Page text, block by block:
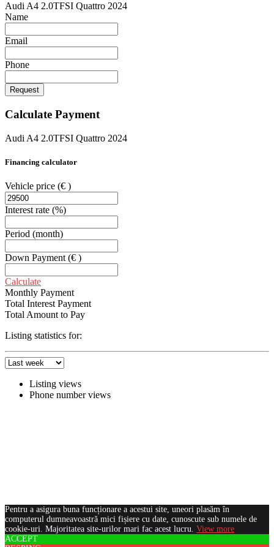
Audi A4 2.0TFSI Quattro 2024
Name
Email
Phone
Request
Calculate Payment
Audi A4 2.0TFSI Quattro 2024
Financing calculator
Vehicle price (€ )
Interest rate (%)
Period (month)
Down Payment (€ )
Calculate
Monthly Payment
Total Interest Payment
Total Amount to Pay
Listing statistics for:
Listing views
Phone number views
Pentru a asigura buna funcționare a acestui site, uneori plasăm în
computerul dumneavoastră mici fișiere cu date, cunoscute sub numele de
cookie-uri. Majoritatea site-urilor mari fac acest lucru. View more
ACCEPT